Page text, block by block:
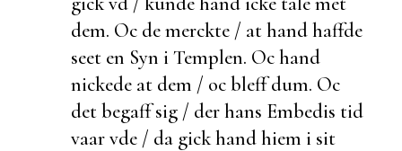
dem. Oc demerckte / at hand haffde
seet en Syn i Templen. Oc hand
nickede at dem / oc bleffdum. Oc
detbegaff sig / der hans Embedis tid
vaar vde / da gick hand hiem i sit